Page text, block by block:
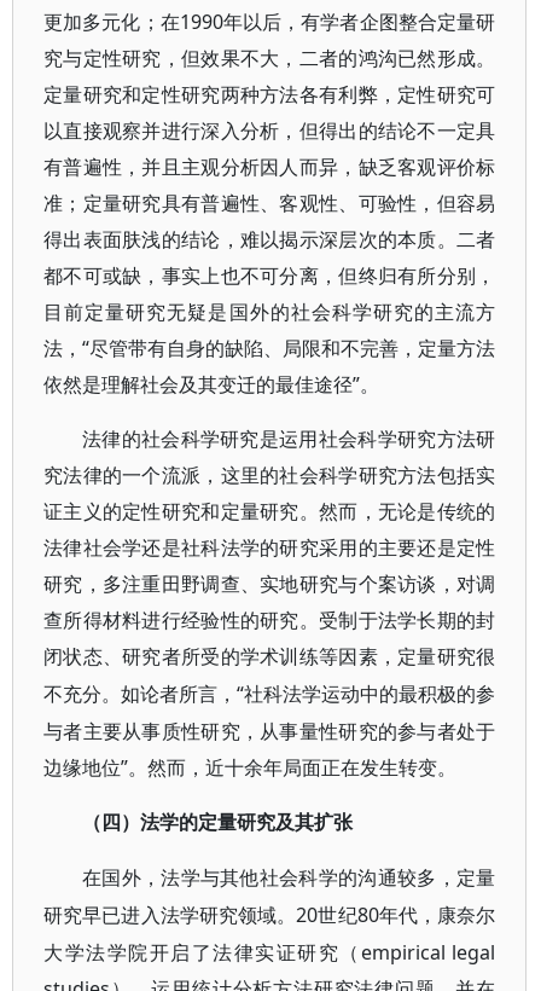
更加多元化；在1990年以后，有学者企图整合定量研
究与定性研究，但效果不大，二者的鸿沟已然形成。
定量研究和定性研究两种方法各有利弊，定性研究可
以直接观察并进行深入分析，但得出的结论不一定具
有普遍性，并且主观分析因人而异，缺乏客观评价标
准；定量研究具有普遍性、客观性、可验性，但容易
得出表面肤浅的结论，难以揭示深层次的本质。二者
都不可或缺，事实上也不可分离，但终归有所分别，
目前定量研究无疑是国外的社会科学研究的主流方
法，“尽管带有自身的缺陷、局限和不完善，定量方法
依然是理解社会及其变迁的最佳途径”。
法律的社会科学研究是运用社会科学研究方法研
究法律的一个流派，这里的社会科学研究方法包括实
证主义的定性研究和定量研究。然而，无论是传统的
法律社会学还是社科法学的研究采用的主要还是定性
研究，多注重田野调查、实地研究与个案访谈，对调
查所得材料进行经验性的研究。受制于法学长期的封
闭状态、研究者所受的学术训练等因素，定量研究很
不充分。如论者所言，“社科法学运动中的最积极的参
与者主要从事质性研究，从事量性研究的参与者处于
边缘地位”。然而，近十余年局面正在发生转变。
（四）法学的定量研究及其扩张
在国外，法学与其他社会科学的沟通较多，定量
研究早已进入法学研究领域。 20世纪80年代，康奈尔
大学法学院开启了法律实证研究（empirical legal